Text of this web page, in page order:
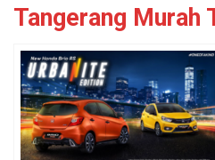
Tangerang Murah